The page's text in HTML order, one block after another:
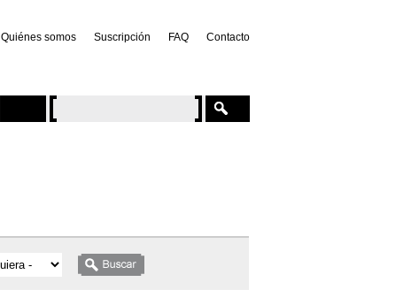
Quiénes somos Suscripción FAQ Contacto